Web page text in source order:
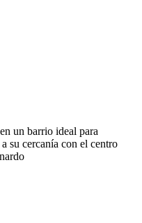
un barrio ideal para
su cercanía con el centro